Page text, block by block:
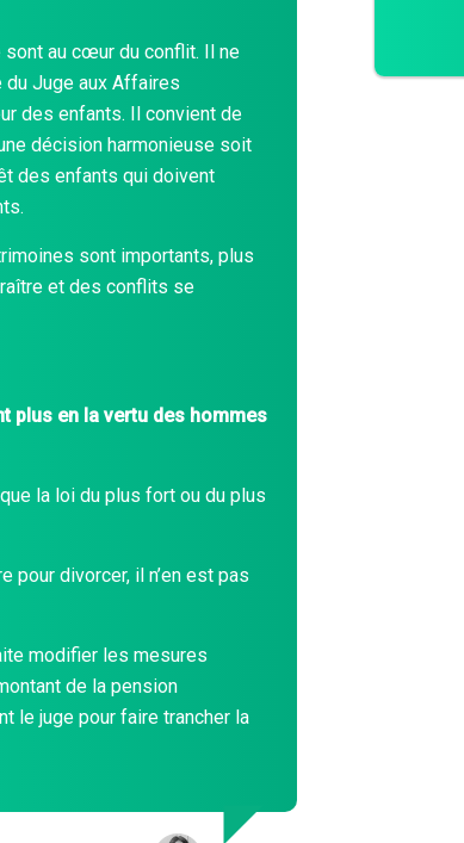
sont au cœur du conflit. Il ne
Juge aux Affaires
des enfants. Il convient de
décision harmonieuse soit
des enfants qui doivent
sont importants, plus
et des conflits se
plus en la vertu des hommes
la loi du plus fort ou du plus
pour divorcer, il n’en est pas
modifier les mesures
de la pension
le juge pour faire trancher la